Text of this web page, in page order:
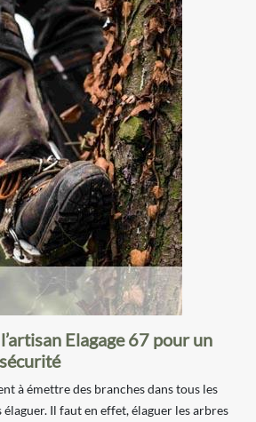
Elagage 67 pour un
à émettre des branches dans tous les
élaguer. Il faut en effet, élaguer les arbres